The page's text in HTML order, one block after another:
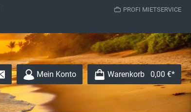
PROFI MIETSERVICE
Mein Konto Warenkorb 0,00 €*